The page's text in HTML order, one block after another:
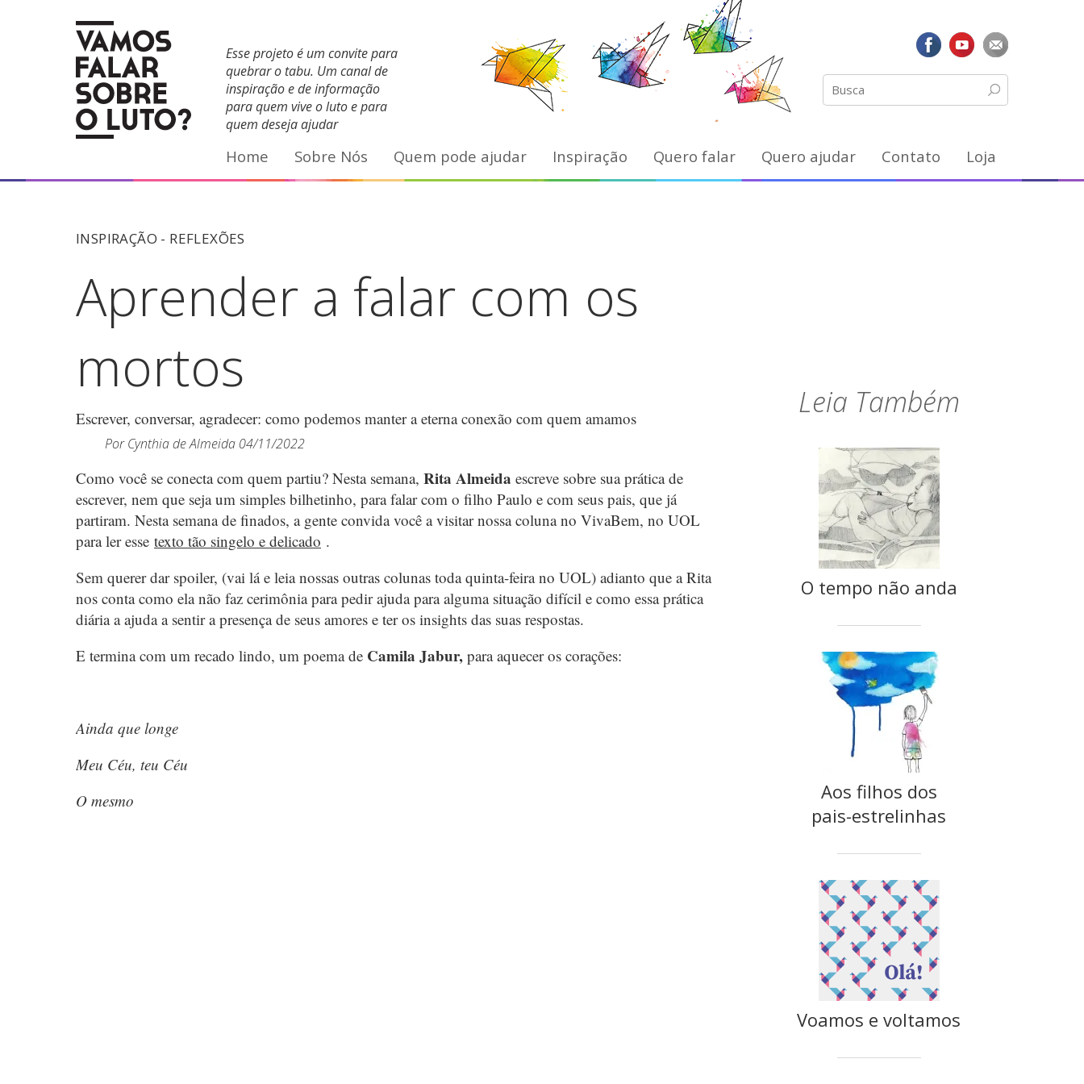
Esse projeto é um convite para
quebrar o tabu. Um canal de
inspiração e de informação
para quem vive o luto e para
quem deseja ajudar
FacebookYouTube
Home Sobre Nós Quem pode ajudar Inspiração Quero falar Quero ajudar Contato Loja
INSPIRAÇÃO - REFLEXÕES
Aprender a falar com os
mortos
Escrever, conversar, agradecer: como podemos manter a eterna conexão com quem amamos
PorCynthia de Almeida 04/11/2022
Como você se conecta com quem partiu? Nesta semana, Rita Almeida escreve sobre sua prática de
escrever, nem que seja um simples bilhetinho, para falar com o filho Paulo e com seus pais, que já
partiram. Nesta semana de finados, a gente convida você a visitar nossa coluna no VivaBem, no UOL
para ler esse texto tão singelo e delicado .
Sem querer dar spoiler, (vai lá e leia nossas outras colunas toda quinta-feira no UOL) adianto que a Rita
nos conta como ela não faz cerimônia para pedir ajuda para alguma situação difícil e como essa prática
diária a ajuda a sentir a presença de seus amores e ter os insights das suas respostas.
E termina com um recado lindo, um poema de Camila Jabur, para aquecer os corações:
Ainda que longe
Meu Céu, teu Céu
O mesmo
Leia Também
O tempo não anda
Aos filhos dos
pais-estrelinhas
Voamos e voltamos